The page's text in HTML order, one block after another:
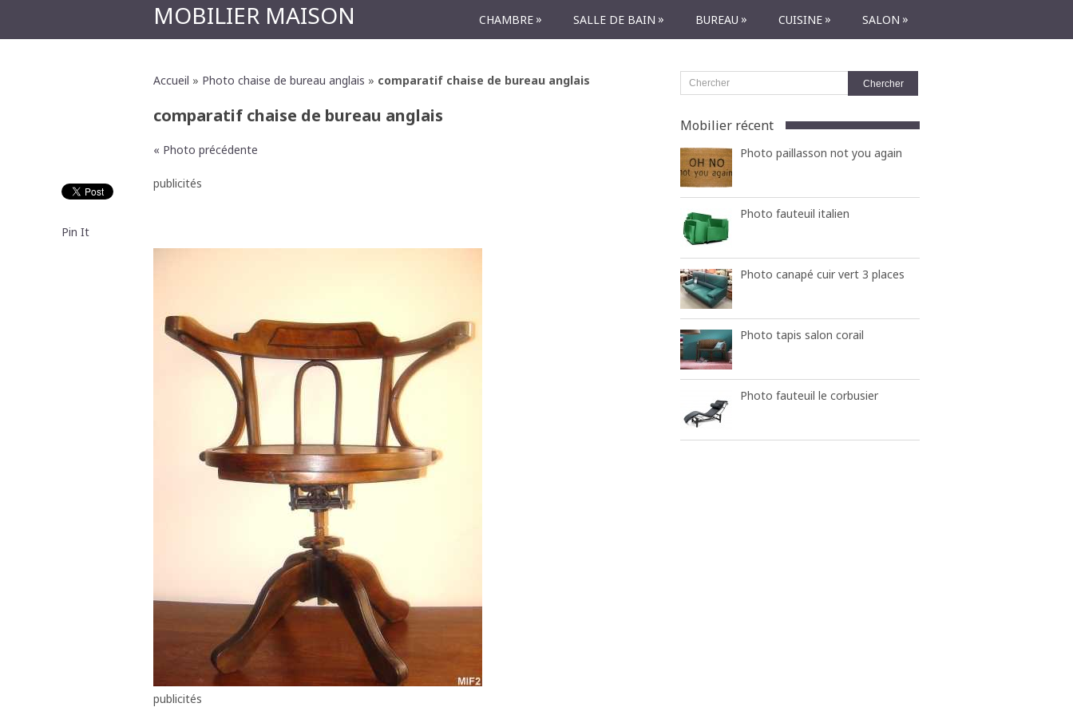
MOBILIER MAISON CHAMBRE » SALLE DE BAIN » BUREAU » CUISINE » SALON »
Accueil » Photo chaise de bureau anglais » comparatif chaise de bureau anglais
comparatif chaise de bureau anglais
« Photo précédente
publicités
publicités
Pin It
Mobilier récent
Photo paillasson not you again
Photo fauteuil italien
Photo canapé cuir vert 3 places
Photo tapis salon corail
Photo fauteuil le corbusier